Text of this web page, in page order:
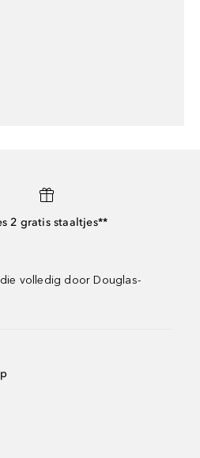
2 gratis staaltjes**
volledig door Douglas-